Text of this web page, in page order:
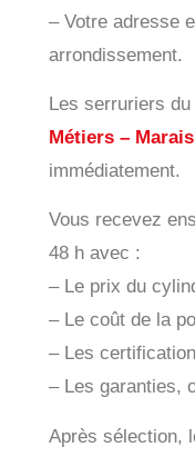
– Votre adresse
arrondissement.
Les serruriers
Métiers – Marais
immédiatement.
Vous recevez
48 h avec :
– Le prix du
– Le coût de la
– Les
– Les garanties,
Après sélection,